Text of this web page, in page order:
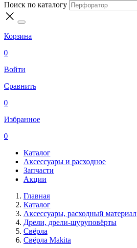
Поиск по каталогу
Корзина
0
Войти
Сравнить
0
Избранное
0
Каталог
Аксессуары и расходное
Запчасти
Акции
Главная
Каталог
Аксессуары, расходный материал
Дрели, дрели-шуруповёрты
Свёрла
Свёрла Makita